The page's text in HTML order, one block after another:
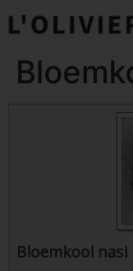
Bloemkool nasi